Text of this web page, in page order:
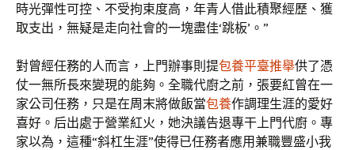
時光彈性可控、不受拘束度高，年青人借此積聚經歷、獲
取支出，無疑是走向社會的一塊盡佳‘跳板’。”
對曾經任務的人而言，上門辦事則提包養平臺推舉供了憑
仗一無所長來變現的能夠。全職代廚之前，張要紅曾在一
家公司任務，只是在周末將做飯當包養作調理生涯的愛好
喜好。后出處于營業紅火，她決議告退專干上門代廚。專
家以為，這種“斜杠生涯”使得已任務者應用兼職豐盛小我